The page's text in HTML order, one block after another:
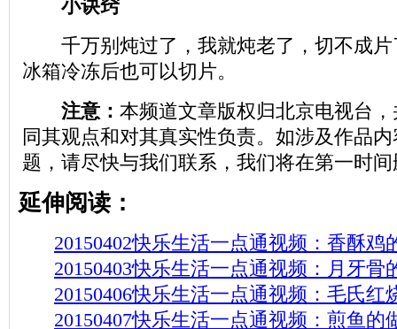
小诀窍
千万别炖过了，我就炖老了，切不成片
冰箱冷冻后也可以切片。
注意： 本频道文章版权归北京电视台
同其观点和对其真实性负责。如涉及作品
题，请尽快与我们联系，我们将在第一时
延伸阅读：
20150402快乐生活一点通视频：香酥鸡
20150403快乐生活一点通视频：月牙骨
20150406快乐生活一点通视频：毛氏红
20150407快乐生活一点通视频：煎鱼的